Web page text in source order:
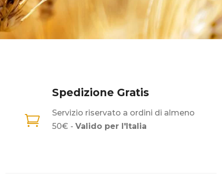

Spedizione Gratis
Servizio riservato a ordini di almeno
50€ - Valido per l'Italia